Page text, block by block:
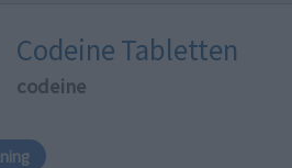
Codeine Tabletten
codeine